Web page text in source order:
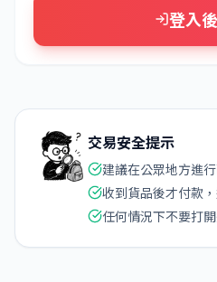
登入
交易安全提示
建議在公眾地方進
收到貨品後才付款
任何情況下不要打